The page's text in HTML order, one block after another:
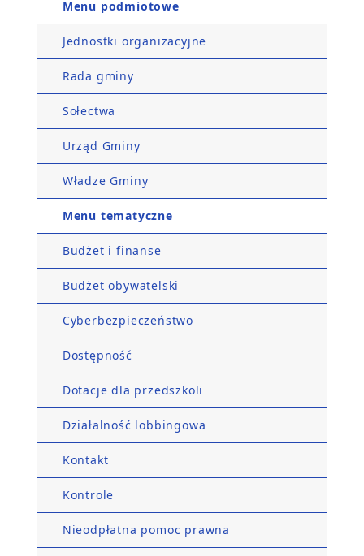
Menu podmiotowe
Jednostki organizacyjne
Rada gminy
Sołectwa
Urząd Gminy
Władze Gminy
Menu tematyczne
Budżet i finanse
Budżet obywatelski
Cyberbezpieczeństwo
Dostępność
Dotacje dla przedszkoli
Działalność lobbingowa
Kontakt
Kontrole
Nieodpłatna pomoc prawna